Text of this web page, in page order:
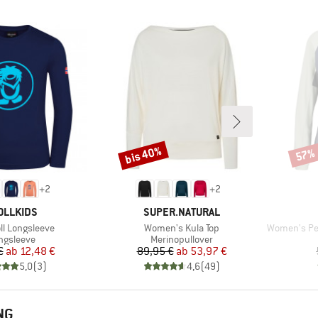
+2
Longsleeve
Preis
reduzierter Preis
ab 12,48 €
5,0(3)
+2
MARKE
SUPER.NATURAL
Artikel
Women's Kula Top
Produktgruppe
Merinopullover
Preis
89,95 € reduzierter Preis
ab 53,97 €
4,6(49)
Rabatt
bis 40%
Artikel
Women's
57%